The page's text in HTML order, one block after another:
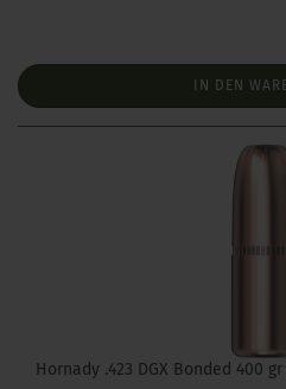
IN DEN
Hornady .423 DGX Bonded 400